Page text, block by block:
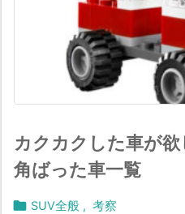
カクカクした車が
角ばった車一覧
 SUV全般 , 考察